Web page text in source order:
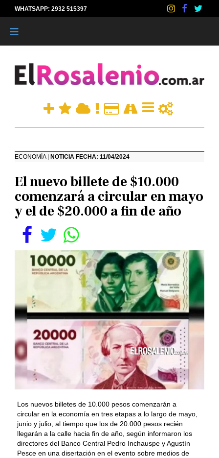
WHATSAPP: 2932 515397
ECONOMÍA | NOTICIA FECHA: 11/04/2024
El nuevo billete de $10.000
comenzará a circular en mayo
y el de $20.000 a fin de año
Los nuevos billetes de 10.000 pesos comenzarán a
circular en la economía en tres etapas a lo largo de mayo,
junio y julio, al tiempo que los de 20.000 pesos recién
llegarán a la calle hacia fin de año, según informaron los
directores del Banco Central Pedro Inchauspe y Agustín
Pesce en una disertación en el evento sobre medios de